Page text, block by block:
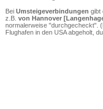
Bei Umsteigeverbindungen gibt
z.B. von Hannover
normalerweise "durchgecheckt".
Flughafen in den USA abgeholt,